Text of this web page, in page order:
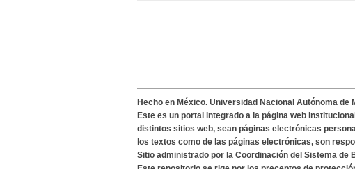
Hecho en México. Universidad Nacional Autónoma
Este es un portal integrado a la página web
distintos sitios web, sean páginas electrónicas
los textos como de las páginas electrónicas, son
Sitio administrado por la Coordinación del Sistema de